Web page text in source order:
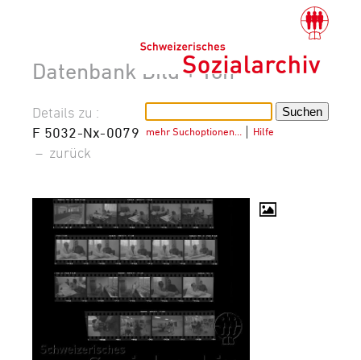
Datenbank Bild + Ton
mehr Suchoptionen… Hilfe
Details zu :
F 5032-Nx-0079
– zurück